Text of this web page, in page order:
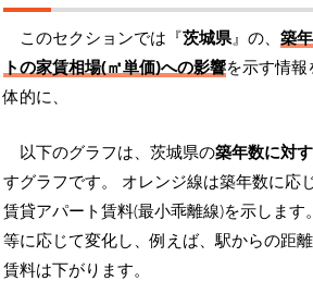
このセクションでは『茨城県 』の、 築
トの家賃相場(㎡単価)への影響を示す情
体的に、
以下のグラフは、茨城県の築年数に対
すグラフです。 オレンジ線は築年数に応
賃貸アパート賃料(最小乖離線)を示しま
等に応じて変化し、例えば、駅からの距
賃料は下がります。